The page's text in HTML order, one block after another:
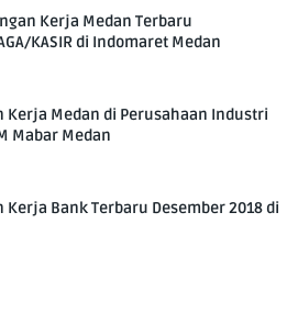
Kerja Medan Terbaru
KASIR di Indomaret Medan
Kerja Medan di Perusahaan Industri
Mabar Medan
Kerja Bank Terbaru Desember 2018 di